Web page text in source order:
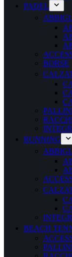
PADEL
BORSE
RUNNING
BEACH